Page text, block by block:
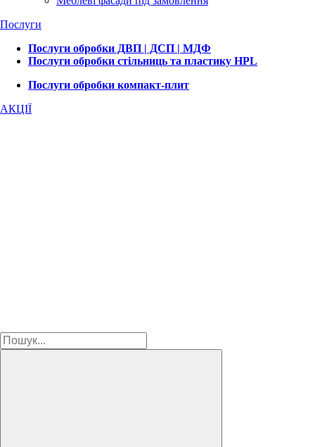
Послуги
Послуги обробки ДВП | ДСП | МДФ
Послуги обробки стільниць та пластику HPL
Послуги обробки компакт-плит
АКЦІЇ